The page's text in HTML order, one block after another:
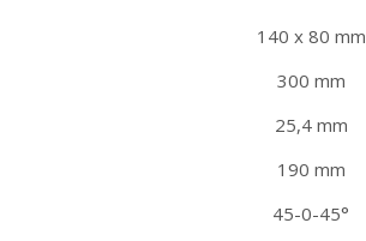
140 x 80 mm
300 mm
25,4 mm
190 mm
45-0-45°